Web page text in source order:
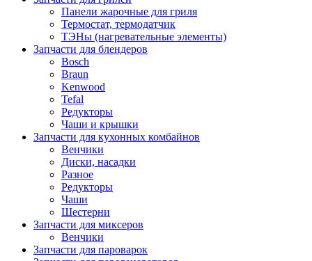
Панели жарочные для гриля
Термостат, термодатчик
ТЭНы (нагревательные элементы)
Запчасти для блендеров
Bosch
Braun
Kenwood
Tefal
Редукторы
Чаши и крышки
Запчасти для кухонных комбайнов
Венчики
Диски, насадки
Разное
Редукторы
Чаши
Шестерни
Запчасти для миксеров
Венчики
Запчасти для пароварок